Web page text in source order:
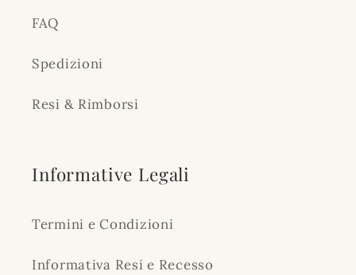
FAQ
Spedizioni
Resi & Rimborsi
Informative Legali
Termini e Condizioni
Informativa Resi e Recesso